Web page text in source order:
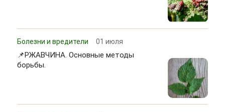
Болезни и вредители 01 июля
📌РЖАВЧИНА. Основные методы
борьбы.